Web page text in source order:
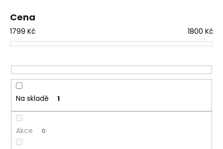
r
o
d
k
t
ů
Cena
1799 Kč 1800 Kč
Na skladě 1
Akce 0
a
j
í
t
?
HLEDAT